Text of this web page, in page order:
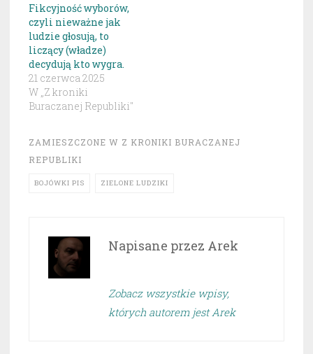
Fikcyjność wyborów,
czyli nieważne jak
ludzie głosują, to
liczący (władze)
decydują kto wygra.
21 czerwca 2025
W „Z kroniki
Buraczanej Republiki"
ZAMIESZCZONE W Z KRONIKI BURACZANEJ
REPUBLIKI
BOJÓWKI PIS ZIELONE LUDZIKI
Napisane przez Arek
Zobacz wszystkie wpisy,
których autorem jest Arek